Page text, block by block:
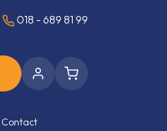
018 - 689 81 99
Contact